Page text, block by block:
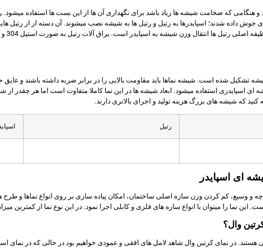
هنگامی که ضخامت شیشه ها زیاد باشد برای نگهداری آن ها از این بست ها استفاده
جوش داده شدند؛ اسپایدرها به رتیل و رتیل ها به شیشه نصب میشوند. آن دسته از از رتیل
تشکیل شده است. شیشه نماها باید مقاومت بالایی را در برابر ضربه داشته باشند و
ای اسپایدری استفاده میشود. ابعاد شیشه ها در این نما کاملا متفاوت است اما هر چقدر از
کنید که شیشه های بزرگ هزینه تولید و اجرای بالاتری دارند.
رتیل
ای اسپایدر
و وسیع، کم کردن وزن سازه اصلی ساختمان، امکان پیاده سازی بر روی انواع نماها و
این نما را میتوان با انواع سازه های فلزی و کابلی اجرا نمود. در این نوع نما از کمترین
وال؟
هستند. در نمای کرتین وال شاهد لامل های افقی و عمودی خواهیم بود در حالی که در نمای